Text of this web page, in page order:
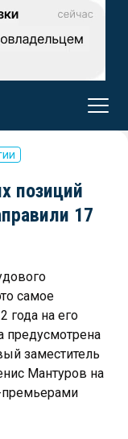
позиций
17
самое
года на его
предусмотрена
заместитель
Мантуров на
премьерами